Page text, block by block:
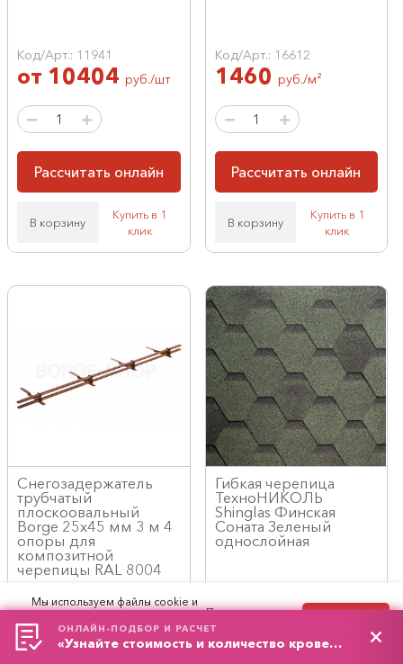
Код/Арт.: 11941
от 10404 руб./шт
Рассчитать онлайн
В корзину
Купить в 1
клик
Код/Арт.: 16612
1460 руб./м²
Рассчитать онлайн
В корзину
Купить в 1
клик
Снегозадержатель
трубчатый
плоскоовальный
Borge 25х45 мм 3 м 4
опоры для
композитной
черепицы RAL 8004
4500
Гибкая черепица
ТехноНИКОЛЬ
Shinglas Финская
Соната Зеленый
однослойная
612
Мы используем файлы cookie и
рекомендательные технологии. Продолжая
работу с сайтом, вы соглашаетесь с
обработки персональных данных и
пользования сайтом.
ОНЛАЙН-ПОДБОР И РАСЧЕТ
«Узнайте стоимость и количество кровельного материала»